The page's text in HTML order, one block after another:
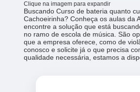
Clique na imagem para expandir
Buscando Curso de bateria quanto
Cachoeirinha? Conheça os aulas da
encontre a solução que está
no ramo de escola de música. São
que a empresa oferece, como de
conosco e solicite já o que precisa
qualidade necessária, estamos a